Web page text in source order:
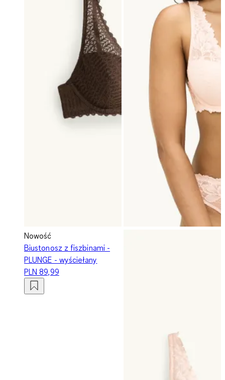
Nowość
Biustonosz z fiszbinami -
PLUNGE - wyściełany
PLN 89,99